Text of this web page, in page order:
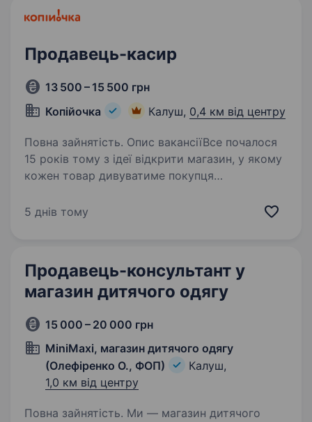
Продавець-касир
13 500 – 15 500 грн
Копійочка
Калуш, 0,4 км від центру
Повна зайнятість. Опис вакансіїВсе почалося
15 років тому з ідеї відкрити магазин, у якому
кожен товар дивуватиме покупця
«Копійочка» налічує понад 500 магазинів у 16
5 днів тому
Продавець-консультант у
магазин дитячого одягу
15 000 – 20 000 грн
MiniMaxi, магазин дитячого одягу
(Олефіренко О., ФОП)
Калуш,
1,0 км від центру
Повна зайнятість. Ми — магазин дитячого